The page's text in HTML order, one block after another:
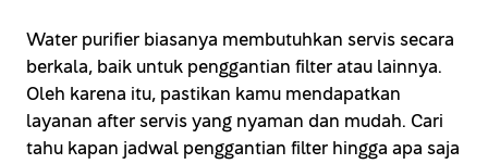
Water purifier biasanya membutuhkan servis secara
berkala, baik untuk penggantian filter atau lainnya.
Oleh karena itu, pastikan kamu mendapatkan
layanan after servis yang nyaman dan mudah. Cari
tahu kapan jadwal penggantian filter hingga apa saja